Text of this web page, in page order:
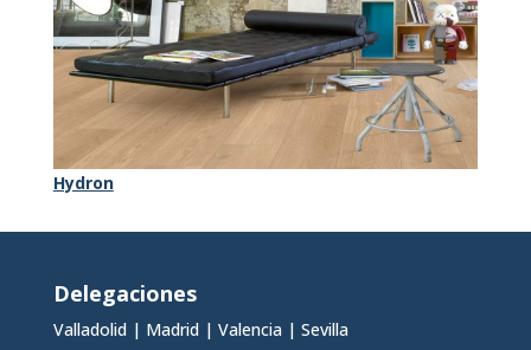
Hydron
Delegaciones
Valladolid| Madrid| Valencia| Sevilla